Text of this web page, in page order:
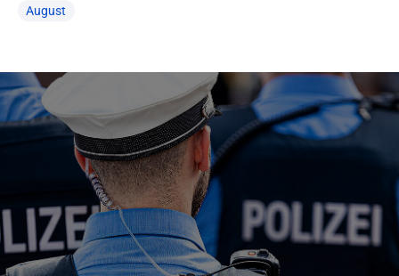
August